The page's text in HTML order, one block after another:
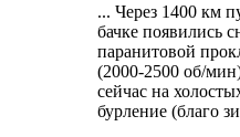
... Через 1400 км
бачке появились
паранитовой
(2000-2500 об/
сейчас на
бурление (благо